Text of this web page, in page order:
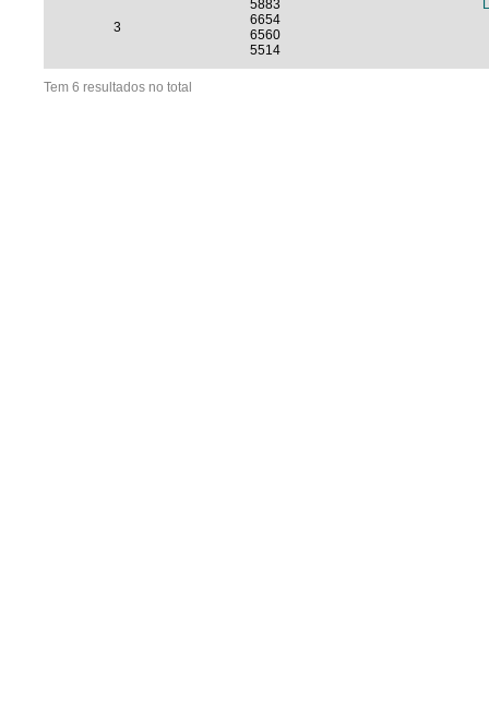
3
5883
6654
6560
5514
Tem 6 resultados no total